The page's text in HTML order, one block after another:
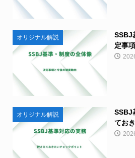
オリジナル解説
SSBJ
定事
オリジナル解説
SSBJ
てお